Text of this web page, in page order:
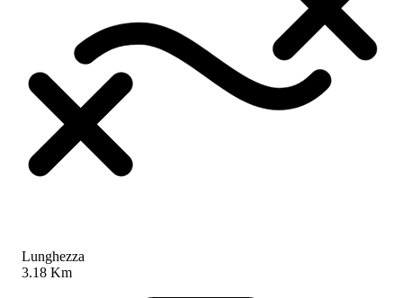
Lunghezza
3.18 Km